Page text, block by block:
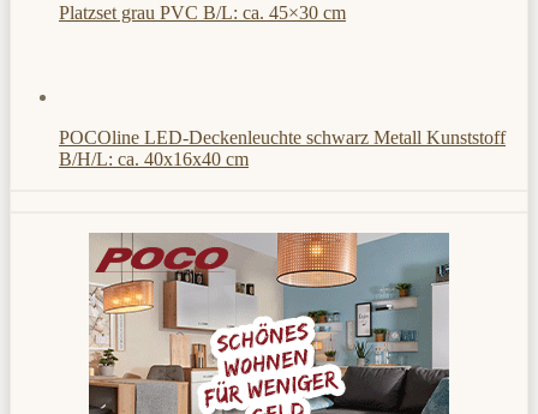
Platzset grau PVC B/L: ca. 45×30 cm
POCOline LED-Deckenleuchte schwarz Metall Kunststoff
B/H/L: ca. 40x16x40 cm